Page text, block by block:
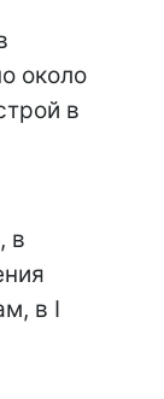
около
в
в
в I